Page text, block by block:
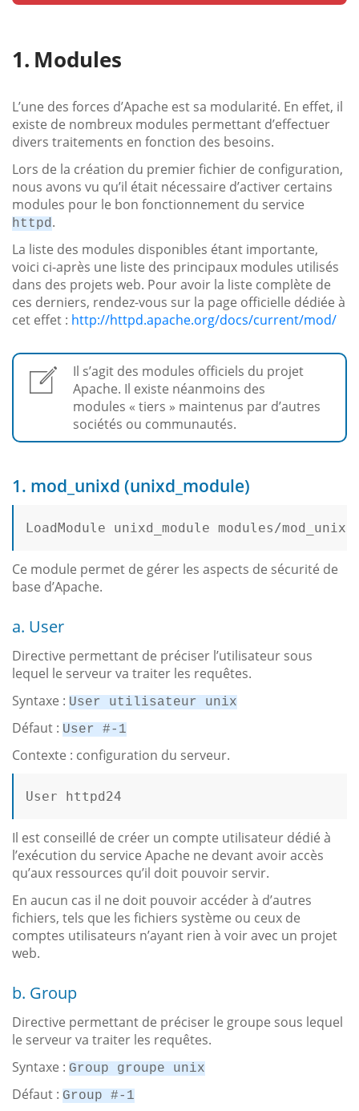
Modules
L’une des forces d’Apache est sa modularité. En effet, il
existe de nombreux modules permettant d’effectuer
divers traitements en fonction des besoins.
Lors de la création du premier fichier de configuration,
nous avons vu qu’il était nécessaire d’activer certains
modules pour le bon fonctionnement du service
httpd.
La liste des modules disponibles étant importante,
voici ci-après une liste des principaux modules utilisés
dans des projets web. Pour avoir la liste complète de
ces derniers, rendez-vous sur la page officielle dédiée à
cet effet : http://httpd.apache.org/docs/current/mod/
Il s’agit des modules officiels du projet
Apache. Il existe néanmoins des
modules « tiers » maintenus par d’autres
sociétés ou communautés.
1. mod_unixd (unixd_module)
LoadModule unixd_module modules/
Ce module permet de gérer les aspects de sécurité de
base d’Apache.
a. User
Directive permettant de préciser l’utilisateur sous
lequel le serveur va traiter les requêtes.
Syntaxe : User utilisateur unix
Défaut : User #-1
Contexte : configuration du serveur.
User httpd24
Il est conseillé de créer un compte utilisateur dédié à
l’exécution du service Apache ne devant avoir accès
qu’aux ressources qu’il doit pouvoir servir.
En aucun cas il ne doit pouvoir accéder à d’autres
fichiers, tels que les fichiers système ou ceux de
comptes utilisateurs n’ayant rien à voir avec un projet
web.
b. Group
Directive permettant de préciser le groupe sous lequel
le serveur va traiter les requêtes.
Syntaxe : Group groupe unix
Défaut : Group #-1